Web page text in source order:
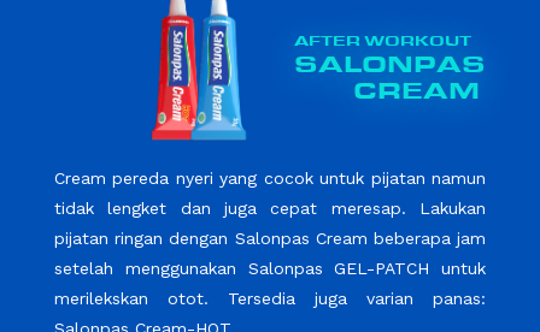
AFTER WORKOUT
SALONPAS
CREAM
Cream pereda nyeri yang cocok untuk pijatan namun
tidak lengket dan juga cepat meresap. Lakukan
pijatan ringan dengan Salonpas Cream beberapa jam
setelah menggunakan Salonpas GEL-PATCH untuk
merilekskan otot. Tersedia juga varian panas: